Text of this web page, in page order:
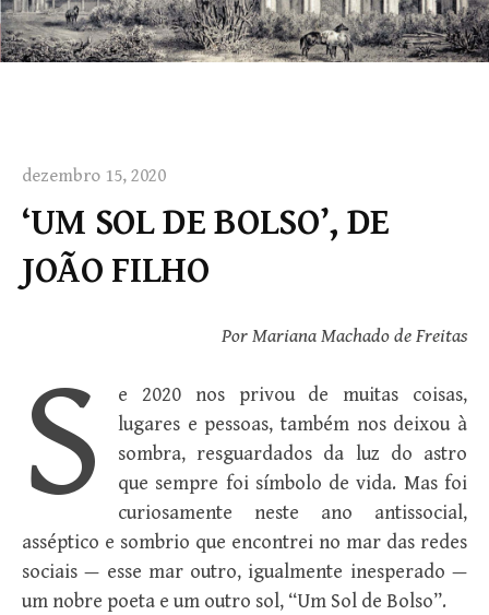
dezembro 15, 2020
‘UM SOL DE BOLSO’, DE
JOÃO FILHO
Por Mariana Machado de Freitas
S
e 2020 nos privou de muitas coisas,
lugares e pessoas, também nos deixou à
sombra, resguardados da luz do astro
que sempre foi símbolo de vida. Mas foi
curiosamente neste ano antissocial,
asséptico e sombrio que encontrei no mar das redes
sociais — esse mar outro, igualmente inesperado —
um nobre poeta e um outro sol, “Um Sol de Bolso”.